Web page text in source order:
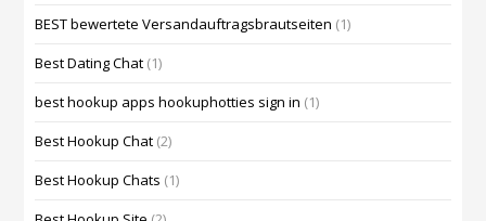
BEST bewertete Versandauftragsbrautseiten (1)
Best Dating Chat (1)
best hookup apps hookuphotties sign in (1)
Best Hookup Chat (2)
Best Hookup Chats (1)